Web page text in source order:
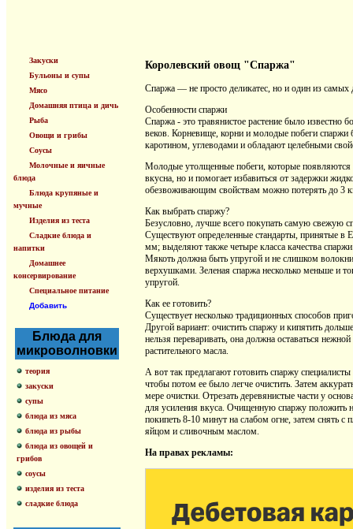
Закуски
Бульоны и супы
Мясо
Домашняя птица и дичь
Рыба
Овощи и грибы
Соусы
Молочные и яичные
блюда
Блюда крупяные и
мучные
Изделия из теста
Сладкие блюда и
напитки
Домашнее
консервирование
Специальное питание
Добавить
Блюда для
микроволновки
теория
закуски
супы
блюда из мяса
блюда из рыбы
блюда из овощей и
грибов
соусы
изделия из теста
сладкие блюда
Королевский овощ "Спаржа"
Спаржа — не просто деликатес, но и один из самых
Особенности спаржи
Спаржа - это травянистое растение было известно
веков. Корневище, корни и молодые побеги
каротином, углеводами и обладают целебными
Молодые утолщенные побеги, которые появляются
вкусна, но и помогает избавиться от задержки
обезвоживающим свойствам можно потерять до 3
Как выбрать спаржу?
Безусловно, лучше всего покупать самую свежую
Существуют определенные стандарты, принятые в
мм; выделяют также четыре класса качества
Мякоть должна быть упругой и не слишком
верхушками. Зеленая спаржа несколько меньше и
упругой.
Как ее готовить?
Существует несколько традиционных способов
Другой вариант: очистить спаржу и кипятить
нельзя переваривать, она должна оставаться
растительного масла.
А вот так предлагают готовить спаржу
чтобы потом ее было легче очистить. Затем
мере очистки. Отрезать деревянистые части у
для усиления вкуса. Очищенную спаржу положить
покипеть 8-10 минут на слабом огне, затем снять
яйцом и сливочным маслом.
На правах рекламы: